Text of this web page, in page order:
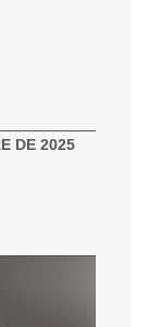
DE 2025